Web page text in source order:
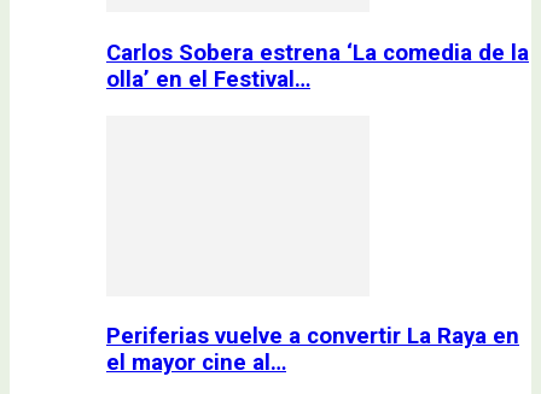
Carlos Sobera estrena ‘La comedia de la
olla’ en el Festival…
Periferias vuelve a convertir La Raya en
el mayor cine al…